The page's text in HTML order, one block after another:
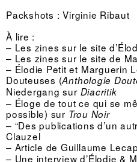
Packshots :Virginie Ribaut
À lire :
– Les zines sur le site
– Les zines sur le site de
– Élodie Petit et Marguerin
Douteuses (Anthologie
Niedergang sur Diacritik
– Éloge de tout ce qui se
possible) sur Trou Noir
– “Des publications d’un
Clauzel
– Article de Guillaume
– Une interview d’Élodie &